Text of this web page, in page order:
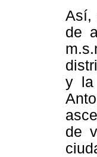
Así,
de
y la
de